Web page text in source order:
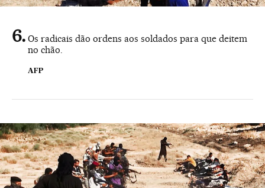
Os radicais dão ordens aos soldados para que deitem
no chão.
AFP